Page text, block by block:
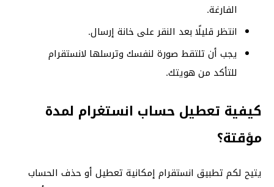
الفارغة.
انتظر قليلًا بعد النقر على خانة إرسال.
يجب أن تلتقط صورة لنفسك وترسلها لانستقرام
للتأكد من هويتك.
كيفية تعطيل حساب انستغرام لمدة
مؤقتة؟
يتيح لكم تطبيق انستقرام إمكانية تعطيل أو حذف الحساب